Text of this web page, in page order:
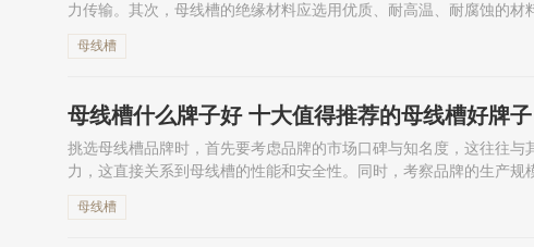
力传输。其次，母线槽的绝缘材料应选用优质、耐高温、耐腐蚀的
母线槽
母线槽什么牌子好 十大值得推荐的母线槽好牌子
挑选母线槽品牌时，首先要考虑品牌的市场口碑与知名度，这往往
力，这直接关系到母线槽的性能和安全性。同时，考察品牌的生产
母线槽